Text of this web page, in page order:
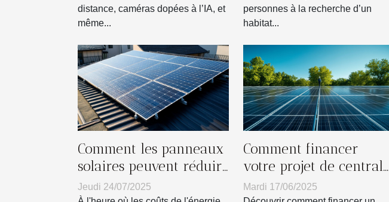
distance, caméras dopées à l’IA, et
même...
personnes à la recherche d’un
habitat...
Comment les panneaux
solaires peuvent réduire
vos factures d'électricité
Jeudi 24/07/2025
Comment financer
votre projet de centrale
solaire photovoltaïque
Mardi 17/06/2025